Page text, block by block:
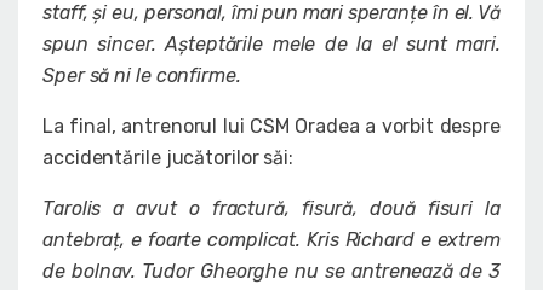
staff, și eu, personal, îmi pun mari speranțe în el. Vă
spun sincer. Așteptările mele de la el sunt mari.
Sper să ni le confirme.
La final, antrenorul lui CSM Oradea a vorbit despre
accidentările jucătorilor săi:
Tarolis a avut o fractură, fisură, două fisuri la
antebraț, e foarte complicat. Kris Richard e extrem
de bolnav. Tudor Gheorghe nu se antrenează de 3